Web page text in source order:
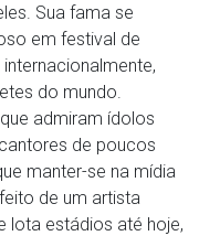
Sua fama se
em festival de
do mundo.
admiram ídolos
de poucos
manter-se na mídia
de um artista
lota estádios até hoje,